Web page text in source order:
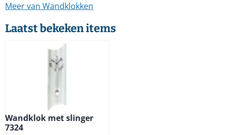
Meer van Wandklokken
Laatst bekeken items
Wandklok met slinger
7324